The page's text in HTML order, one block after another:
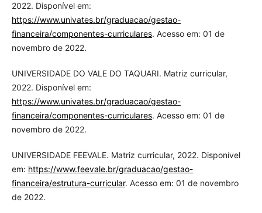
2022. Disponível em:
https://www.univates.br/graduacao/gestao-
financeira/componentes-curriculares. Acesso em: 01 de
novembro de 2022.
UNIVERSIDADE DO VALE DO TAQUARI. Matriz curricular,
2022. Disponível em:
https://www.univates.br/graduacao/gestao-
financeira/componentes-curriculares. Acesso em: 01 de
novembro de 2022.
UNIVERSIDADE FEEVALE. Matriz curricular, 2022. Disponível
em: https://www.feevale.br/graduacao/gestao-
financeira/estrutura-curricular. Acesso em: 01 de novembro
de 2022.